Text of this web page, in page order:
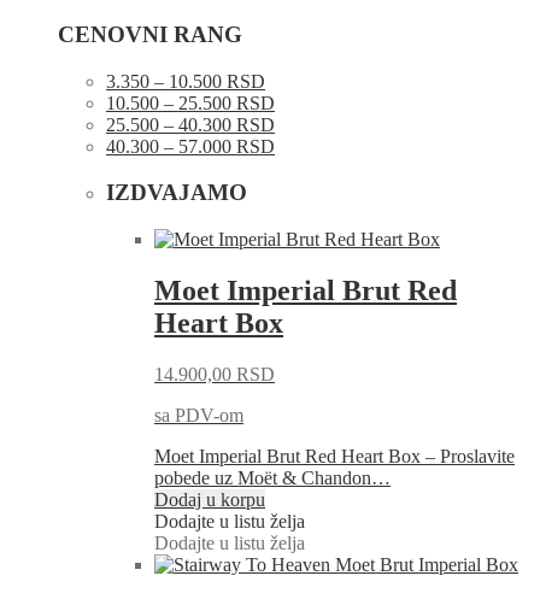
CENOVNI RANG
3.350 – 10.500 RSD
10.500 – 25.500 RSD
25.500 – 40.300 RSD
40.300 – 57.000 RSD
IZDVAJAMO
Moet Imperial Brut Red
Heart Box
14.900,00 RSD
sa PDV-om
Moet Imperial Brut Red Heart Box – Proslavite
pobede uz Moët & Chandon…
Dodaj u korpu
Dodajte u listu želja
Dodajte u listu želja